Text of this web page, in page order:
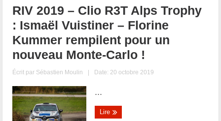
RIV 2019 – Clio R3T Alps Trophy
: Ismaël Vuistiner – Florine
Kummer rempilent pour un
nouveau Monte-Carlo !
Écrit par Sébastien Moulin | Date: 20 octobre 2019
...
Lire